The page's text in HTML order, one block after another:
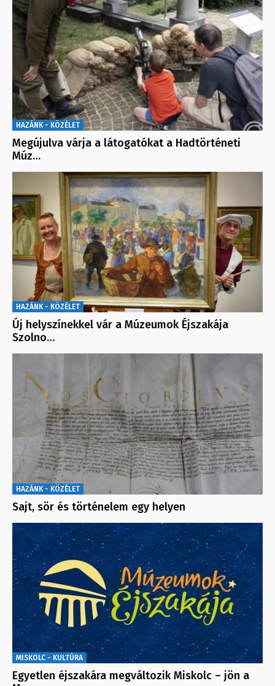
HAZÁNK - KÖZÉLET
Megújulva várja a látogatókat a Hadtörténeti
Múz…
HAZÁNK - KÖZÉLET
Új helyszínekkel vár a Múzeumok Éjszakája
Szolno…
HAZÁNK - KÖZÉLET
Sajt, sör és történelem egy helyen
MISKOLC - KULTÚRA
Egyetlen éjszakára megváltozik Miskolc – jön a